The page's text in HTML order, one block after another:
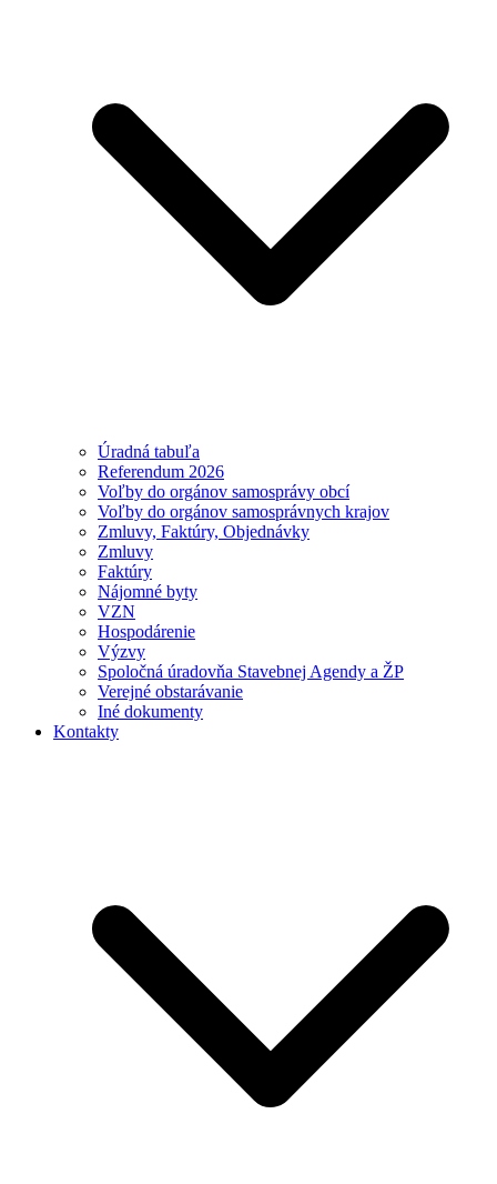
Úradná tabuľa
Referendum 2026
Voľby do orgánov samosprávy obcí
Voľby do orgánov samosprávnych krajov
Zmluvy, Faktúry, Objednávky
Zmluvy
Faktúry
Nájomné byty
VZN
Hospodárenie
Výzvy
Spoločná úradovňa Stavebnej Agendy a ŽP
Verejné obstarávanie
Iné dokumenty
Kontakty